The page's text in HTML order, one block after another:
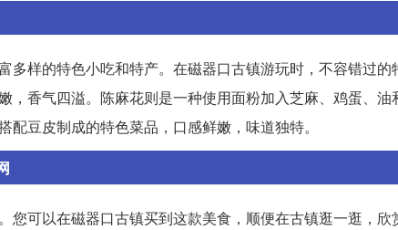
多样的特色小吃和特产。在磁器口古镇游玩时，不容错过
，香气四溢。陈麻花则是一种使用面粉加入芝麻、鸡蛋、
豆皮制成的特色菜品，口感鲜嫩，味道独特。
您可以在磁器口古镇买到这款美食，顺便在古镇逛一逛，